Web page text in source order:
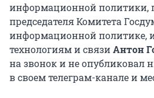
информационной политики,
председателя Комитета
информационной
технологиям и связиАнтон
на звонок и не опубликовал
в своем телеграм-канале и